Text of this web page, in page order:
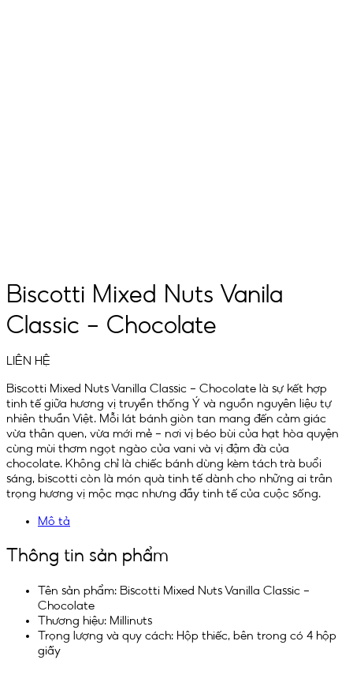
Biscotti Mixed Nuts Vanila
Classic – Chocolate
LIÊN HỆ
Biscotti Mixed Nuts Vanilla Classic – Chocolate là sự kết hợp
tinh tế giữa hương vị truyền thống Ý và nguồn nguyên liệu tự
nhiên thuần Việt. Mỗi lát bánh giòn tan mang đến cảm giác
vừa thân quen, vừa mới mẻ – nơi vị béo bùi của hạt hòa quyện
cùng mùi thơm ngọt ngào của vani và vị đậm đà của
chocolate. Không chỉ là chiếc bánh dùng kèm tách trà buổi
sáng, biscotti còn là món quà tinh tế dành cho những ai trân
trọng hương vị mộc mạc nhưng đầy tinh tế của cuộc sống.
Mô tả
Thông tin sản phẩm
Tên sản phẩm: Biscotti Mixed Nuts Vanilla Classic –
Chocolate
Thương hiệu: Millinuts
Trọng lượng và quy cách: Hộp thiếc, bên trong có 4 hộp
giấy